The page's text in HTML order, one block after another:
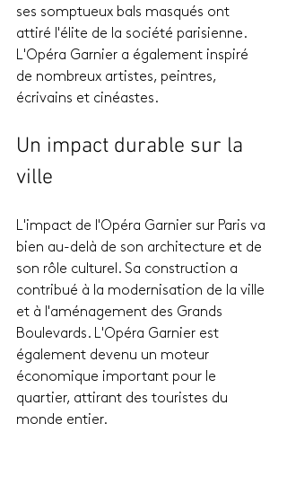
ses somptueux bals masqués ont
attiré l'élite de la société parisienne.
L'Opéra Garnier a également inspiré
de nombreux artistes, peintres,
écrivains et cinéastes.
Un impact durable sur la
ville
L'impact de l'Opéra Garnier sur Paris va
bien au-delà de son architecture et de
son rôle culturel. Sa construction a
contribué à la modernisation de la ville
et à l'aménagement des Grands
Boulevards. L'Opéra Garnier est
également devenu un moteur
économique important pour le
quartier, attirant des touristes du
monde entier.